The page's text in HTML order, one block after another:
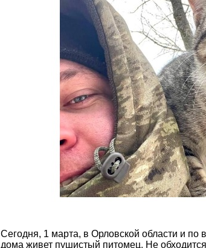
Сегодня, 1 марта, в Орловской области и по
дома живет пушистый питомец. Не